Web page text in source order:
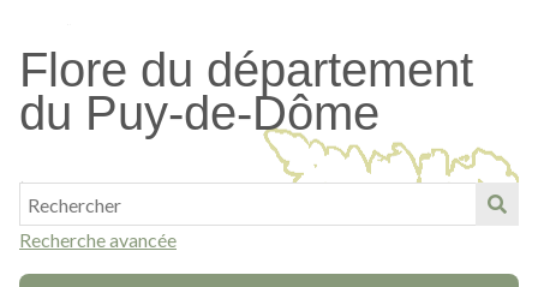
contenu
principal
Flore du département
du Puy-de-Dôme
Recherche avancée